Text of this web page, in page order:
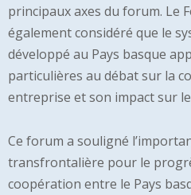
principaux axes du forum. Le
également considéré que le
développé au Pays basque
particulières au débat sur la
entreprise et son impact sur
Ce forum a souligné
transfrontalière pour le
coopération entre le Pays